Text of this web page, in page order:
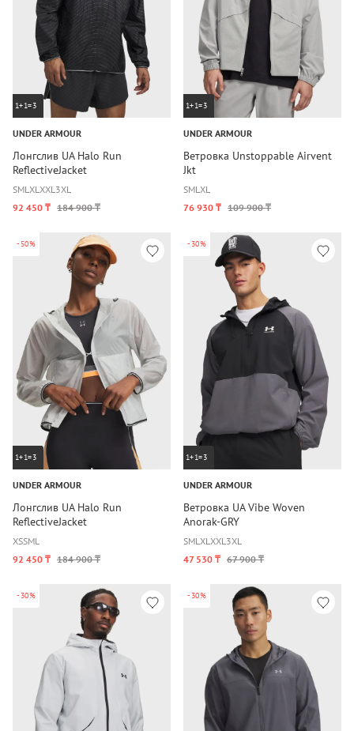
1+1=3
UNDER ARMOUR
Лонгслив UA Halo Run
ReflectiveJacket
SMLXLXXL3XL
92 450 ₸ 184 900 ₸
1+1=3
UNDER ARMOUR
Ветровка Unstoppable Airvent
Jkt
SMLXL
76 930 ₸ 109 900 ₸
-50%
1+1=3
UNDER ARMOUR
Лонгслив UA Halo Run
ReflectiveJacket
XSSML
92 450 ₸ 184 900 ₸
-30%
1+1=3
UNDER ARMOUR
Ветровка UA Vibe Woven
Anorak-GRY
SMLXLXXL3XL
47 530 ₸ 67 900 ₸
-30% -30%